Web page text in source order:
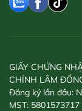
GIẤY CHỨNG
CHÍNH LÂM
Đăng ký lần đầu:
MST: 5801573717